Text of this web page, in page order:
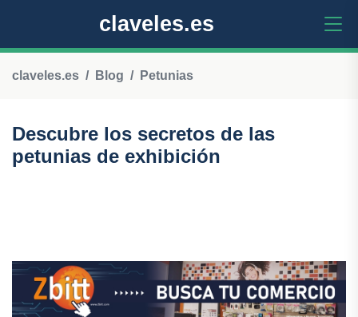
claveles.es
claveles.es Blog Petunias
Descubre los secretos de las
petunias de exhibición